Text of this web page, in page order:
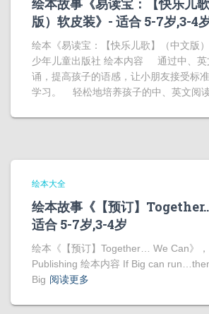
绘本故事《易读宝：【快乐儿
版）软皮装》- 适合 5-7岁,3-4
绘本《易读宝：【快乐儿歌】（中文版
少年儿童出版社 绘本内容 通过中、英
诵，提高孩子的语感，让小朋友接受标
学习。 轻松地培养孩子的中、英文阅
绘本大全
绘本故事《【预订】
适合 5-7岁,3-4岁
绘本《【预订】Together… We Can》
Publishing 绘本内容 If Big can
Big 阅读更多